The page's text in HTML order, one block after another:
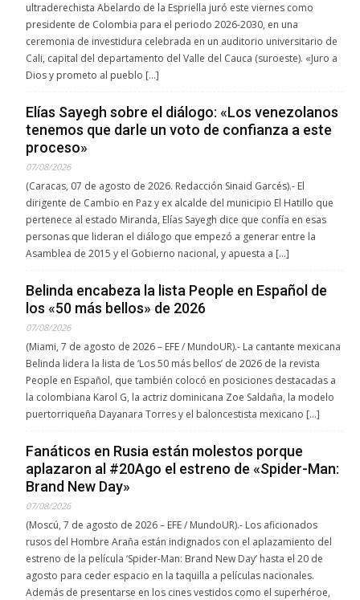
ultraderechista Abelardo de la Espriella juró este viernes como
presidente de Colombia para el periodo 2026-2030, en una
ceremonia de investidura celebrada en un auditorio universitario de
Cali, capital del departamento del Valle del Cauca (suroeste). «Juro a
Dios y prometo al pueblo […]
Elías Sayegh sobre el diálogo: «Los venezolanos
tenemos que darle un voto de confianza a este
proceso»
07/08/2026
(Caracas, 07 de agosto de 2026. Redacción Sinaid Garcés).- El
dirigente de Cambio en Paz y ex alcalde del municipio El Hatillo que
pertenece al estado Miranda, Elías Sayegh dice que confía en esas
personas que lideran el diálogo que empezó a generar entre la
Asamblea de 2015 y el Gobierno nacional, y apuesta a […]
Belinda encabeza la lista People en Español de
los «50 más bellos» de 2026
07/08/2026
(Miami, 7 de agosto de 2026 – EFE / MundoUR).- La cantante mexicana
Belinda lidera la lista de ‘Los 50 más bellos’ de 2026 de la revista
People en Español, que también colocó en posiciones destacadas a
la colombiana Karol G, la actriz dominicana Zoe Saldaña, la modelo
puertorriqueña Dayanara Torres y el baloncestista mexicano […]
Fanáticos en Rusia están molestos porque
aplazaron al #20Ago el estreno de «Spider-Man:
Brand New Day»
07/08/2026
(Moscú, 7 de agosto de 2026 – EFE / MundoUR).- Los aficionados
rusos del Hombre Araña están indignados con el aplazamiento del
estreno de la película ‘Spider-Man: Brand New Day’ hasta el 20 de
agosto para ceder espacio en la taquilla a películas nacionales.
Además de presentarse en los cines vestidos como el superhéroe,